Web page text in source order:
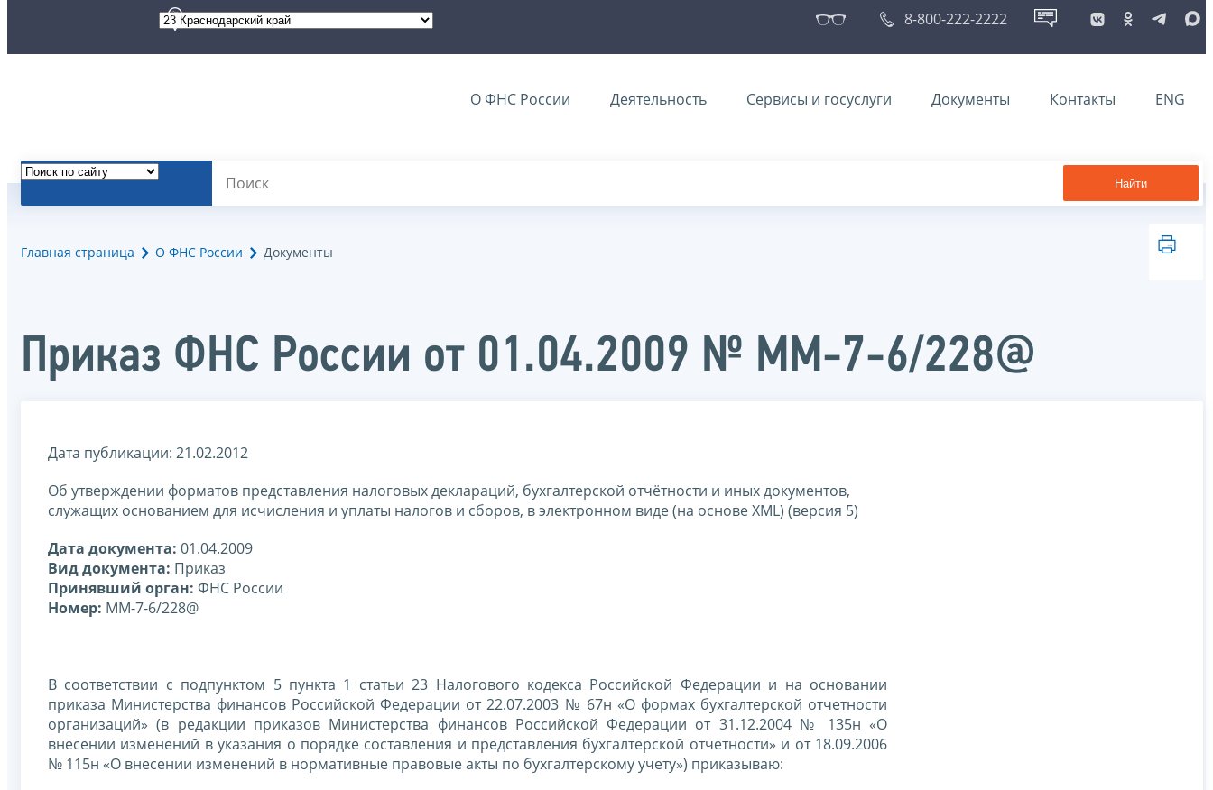
8-800-222-2222
О ФНС России Деятельность Сервисы и госуслуги Документы Контакты ENG
Найти
Главная страница О ФНС России Документы
Приказ ФНС России от 01.04.2009 № ММ-7-6/228@
Дата публикации: 21.02.2012
Об утверждении форматов представления налоговых деклараций, бухгалтерской отчётности и иных документов,
служащих основанием для исчисления и уплаты налогов и сборов, в электронном виде (на основе XML) (версия 5)
Дата документа: 01.04.2009
Вид документа: Приказ
Принявший орган: ФНС России
Номер: ММ-7-6/228@
В соответствии с подпунктом 5 пункта 1 статьи 23 Налогового кодекса Российской Федерации и на основании
приказа Министерства финансов Российской Федерации от 22.07.2003 № 67н «О формах бухгалтерской отчетности
организаций» (в редакции приказов Министерства финансов Российской Федерации от 31.12.2004 № 135н «О
внесении изменений в указания о порядке составления и представления бухгалтерской отчетности» и от 18.09.2006
№ 115н «О внесении изменений в нормативные правовые акты по бухгалтерскому учету») приказываю: